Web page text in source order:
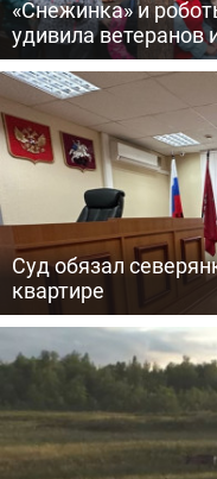
«Снежинка» и
удивила ветеранов
Суд обязал
квартире